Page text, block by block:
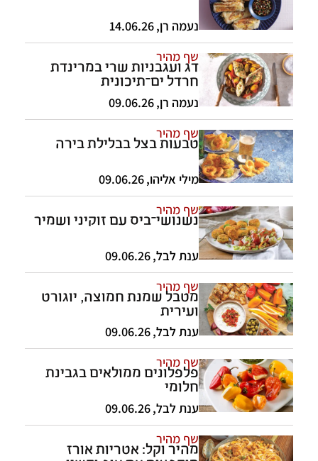
נעמה רן,
14.06.26
שף מהיר
דג ועגבניות שרי במרינדת
חרדל ים־תיכונית
נעמה רן,
09.06.26
שף מהיר
טבעות בצל בבלילת בירה
מילי אליהו,
09.06.26
שף מהיר
נשנושי־ביס עם זוקיני ושמיר
ענת לבל,
09.06.26
שף מהיר
מטבל שמנת חמוצה, יוגורט
ועירית
ענת לבל,
09.06.26
שף מהיר
פלפלונים ממולאים בגבינת
חלומי
ענת לבל,
09.06.26
שף מהיר
מהיר וקל: אטריות אורז